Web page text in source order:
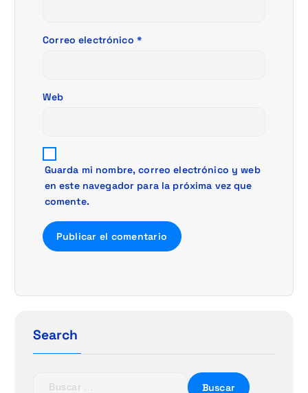
Correo electrónico *
Web
Guarda mi nombre, correo electrónico y web
en este navegador para la próxima vez que
comente.
Search